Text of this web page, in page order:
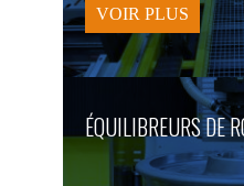
VOIR PLUS
ÉQUILIBREURS DE